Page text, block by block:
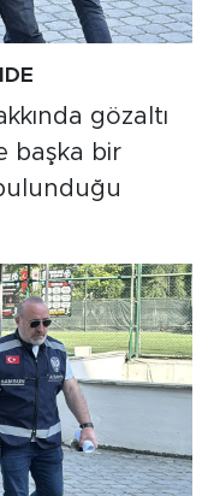
gözaltı
başka bir